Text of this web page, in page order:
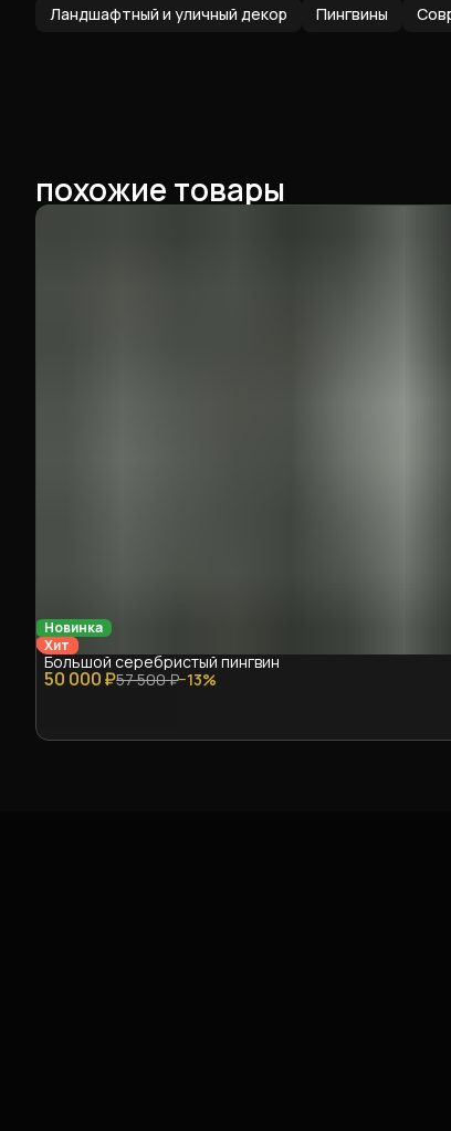
Ландшафтный и уличный декор Пингвины
похожие товары
Новинка
Хит
50 000 ₽57 500 ₽−13%
Большой серебристый пингвин